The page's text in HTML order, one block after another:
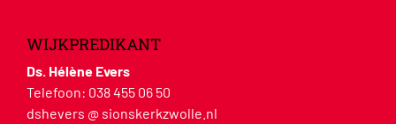
WIJKPREDIKANT
Ds. Hélène Evers
Telefoon: 038 455 06 50
dshevers @ sionskerkzwolle.nl